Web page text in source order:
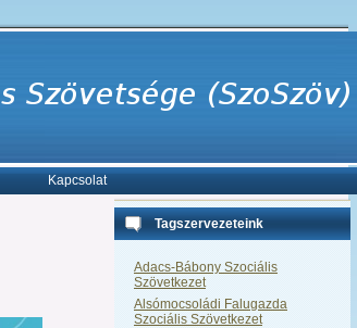
Kapcsolat
Tagszervezeteink
Adacs-Bábony Szociális
Szövetkezet
Alsómocsoládi Falugazda
Szociális Szövetkezet